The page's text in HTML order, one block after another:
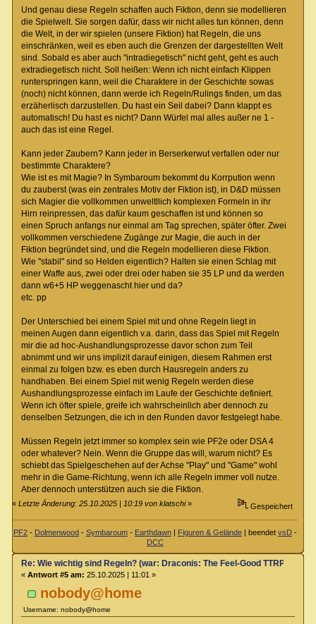
Und genau diese Regeln schaffen auch Fiktion, denn sie modellieren
die Spielwelt. Sie sorgen dafür, dass wir nicht alles tun können, denn
die Welt, in der wir spielen (unsere Fiktion) hat Regeln, die uns
einschränken, weil es eben auch die Grenzen der dargestellten Welt
sind. Sobald es aber auch "intradiegetisch" nicht geht, geht es auch
extradiegetisch nicht. Soll heißen: Wenn ich nicht einfach Klippen
runterspringen kann, weil die Charaktere in der Geschichte sowas
(noch) nicht können, dann werde ich Regeln/Rulings finden, um das
erzäherlisch darzustellen. Du hast ein Seil dabei? Dann klappt es
automatisch! Du hast es nicht? Dann Würfel mal alles außer ne 1 -
auch das ist eine Regel.
Kann jeder Zaubern? Kann jeder in Berserkerwut verfallen oder nur
bestimmte Charaktere?
Wie ist es mit Magie? In Symbaroum bekommt du Korrpution wenn
du zauberst (was ein zentrales Motiv der Fiktion ist), in D&D müssen
sich Magier die vollkommen unweltllich komplexen Formeln in ihr
Hirn reinpressen, das dafür kaum geschaffen ist und können so
einen Spruch anfangs nur einmal am Tag sprechen, später öfter. Zwei
vollkommen verschiedene Zugänge zur Magie, die auch in der
Fiktion begründet sind, und die Regeln modellieren diese Fiktion.
Wie "stabil" sind so Helden eigentlich? Halten sie einen Schlag mit
einer Waffe aus, zwei oder drei oder haben sie 35 LP und da werden
dann w6+5 HP weggenascht hier und da?
etc. pp
Der Unterschied bei einem Spiel mit und ohne Regeln liegt in
meinen Augen dann eigentlich v.a. darin, dass das Spiel mit Regeln
mir die ad hoc-Aushandlungsprozesse davor schon zum Teil
abnimmt und wir uns implizit darauf einigen, diesem Rahmen erst
einmal zu folgen bzw. es eben durch Hausregeln anders zu
handhaben. Bei einem Spiel mit wenig Regeln werden diese
Aushandlungsprozesse einfach im Laufe der Geschichte definiert.
Wenn ich öfter spiele, greife ich wahrscheinlich aber dennoch zu
denselben Setzungen, die ich in den Runden davor festgelegt habe.
Müssen Regeln jetzt immer so komplex sein wie PF2e oder DSA 4
oder whatever? Nein. Wenn die Gruppe das will, warum nicht? Es
schiebt das Spielgeschehen auf der Achse "Play" und "Game" wohl
mehr in die Game-Richtung, wenn ich alle Regeln immer voll nutze.
Aber dennoch unterstützen auch sie die Fiktion.
«Letzte Änderung: 25.10.2025 | 10:19 von klatschi» Gespeichert
PF2- Dolmenwood - Symbaroum- Earthdawn| Figuren & Gelände| beendet vsD-
DCC
nobody@home
Username: nobody@home
Re: Wie wichtig sind Regeln? (war: Draconis: The Feel-Good TTRPG)
« Antwort #5 am: 25.10.2025 | 11:01 »